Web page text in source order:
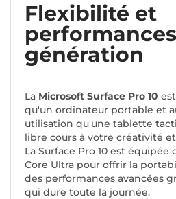
Flexibilité et
génération
La Microsoft Surface Pro 10
qu'un ordinateur portable et
utilisation qu'une tablette
libre cours à votre créativité
La Surface Pro 10 est équipée
Core Ultra pour offrir la
des performances avancées
qui dure toute la journée.